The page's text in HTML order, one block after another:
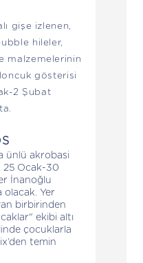
gişe izlenen,
hileler,
malzemelerinin
gösterisi
2 Şubat
ünlü akrobasi
25 Ocak-30
İnanoğlu
olacak. Yer
birbirinden
ekibi altı
çocuklarla
temin